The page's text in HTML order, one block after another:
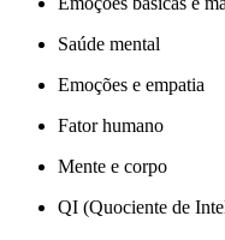
Saúde mental
Emoções e empatia
Fator humano
Mente e corpo
QI (Quociente de